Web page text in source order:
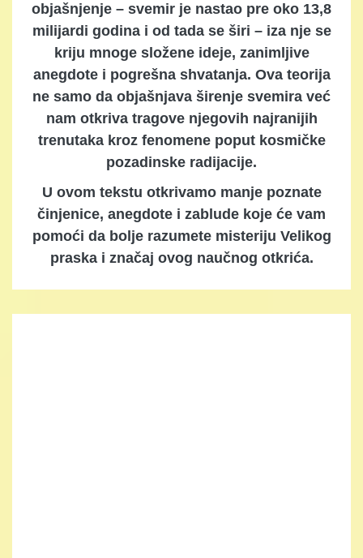
objašnjenje – svemir je nastao pre oko 13,8
milijardi godina i od tada se širi – iza nje se
kriju mnoge složene ideje, zanimljive
anegdote i pogrešna shvatanja. Ova teorija
ne samo da objašnjava širenje svemira već
nam otkriva tragove njegovih najranijih
trenutaka kroz fenomene poput kosmičke
pozadinske radijacije.
U ovom tekstu otkrivamo manje poznate
činjenice, anegdote i zablude koje će vam
pomoći da bolje razumete misteriju Velikog
praska i značaj ovog naučnog otkrića.